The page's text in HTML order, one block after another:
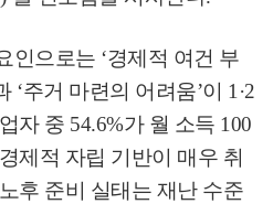
인으로는 ‘경제적 여건 부
‘주거 마련의 어려움’이 1·2
자 중 54.6%가 월 소득 100
제적 자립 기반이 매우 취
노후 준비 실태는 재난 수준